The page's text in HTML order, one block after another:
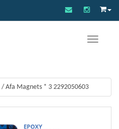
Toggle
/ Afa Magnets * 3 2292050603